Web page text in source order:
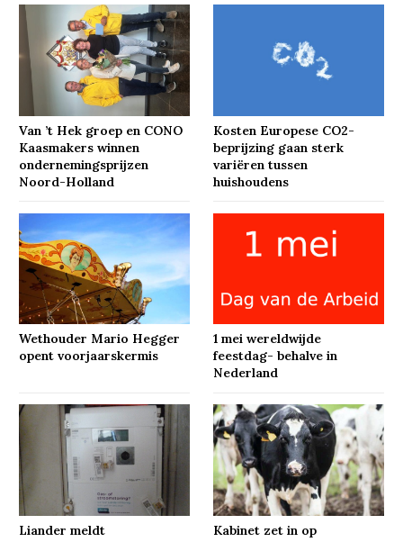
Van ’t Hek groep en CONO
Kaasmakers winnen
ondernemingsprijzen
Noord-Holland
Kosten Europese CO2-
beprijzing gaan sterk
variëren tussen
huishoudens
Wethouder Mario Hegger
opent voorjaarskermis
1 mei wereldwijde
feestdag- behalve in
Nederland
Liander meldt
Kabinet zet in op